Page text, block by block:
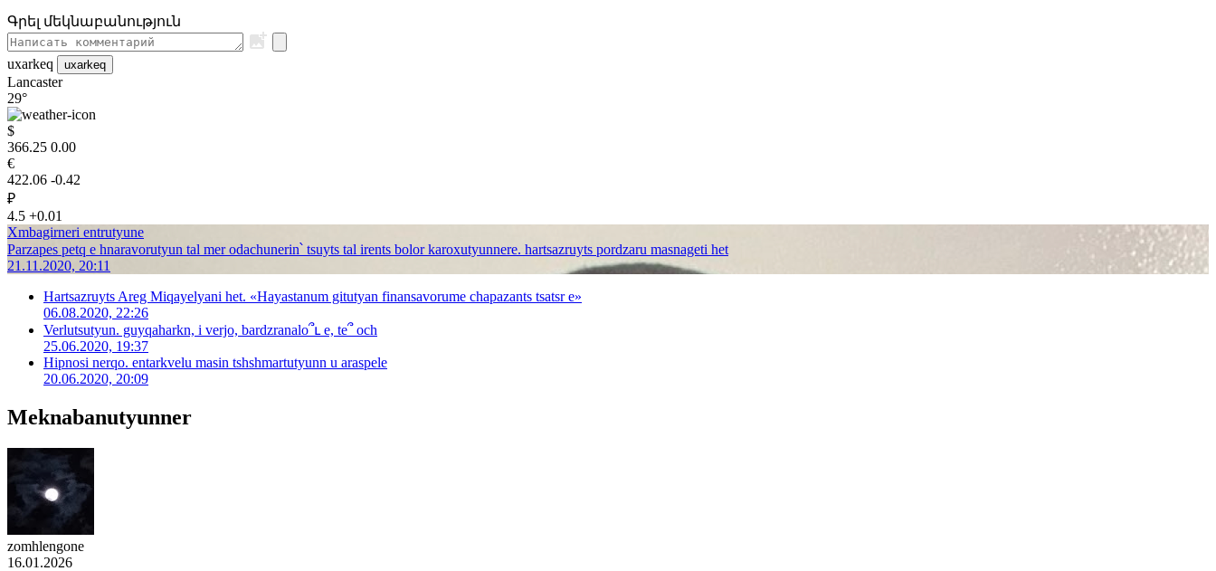
Գրել մեկնաբանություն
uxarkeq uxarkeq
Lancaster
29°
$
366.25 0.00
€
422.06 -0.42
₽
4.5 +0.01
Xmbagirneri entrutyune
Parzapes petq e hnaravorutyun tal mer odachunerin՝ tsuyts tal irents bolor karoxutyunnere. hartsazruyts pordzaru masnageti het
21.11.2020, 20:11
Hartsazruyts Areg Miqayelyani het. «Hayastanum gitutyan finansavorume chapazants tsatsr e»
06.08.2020, 22:26
Verlutsutyun. guyqaharkn, i verjo, bardzranalo՞ւ e, te՞ och
25.06.2020, 19:37
Hipnosi nerqo. entarkvelu masin tshshmartutyunn u araspele
20.06.2020, 20:09
Meknabanutyunner
zomhlengone
16.01.2026